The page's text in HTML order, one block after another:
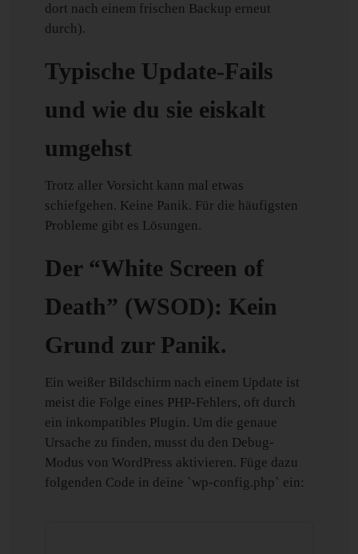
dort nach einem frischen Backup erneut
durch).
Typische Update-Fails
und wie du sie eiskalt
umgehst
Trotz aller Vorsicht kann mal etwas
schiefgehen. Keine Panik. Für die häufigsten
Probleme gibt es Lösungen.
Der “White Screen of
Death” (WSOD): Kein
Grund zur Panik.
Ein weißer Bildschirm nach einem Update ist
meist die Folge eines PHP-Fehlers, oft durch
ein inkompatibles Plugin. Um die genaue
Ursache zu finden, musst du den Debug-
Modus von WordPress aktivieren. Füge dazu
folgenden Code in deine `wp-config.php` ein: